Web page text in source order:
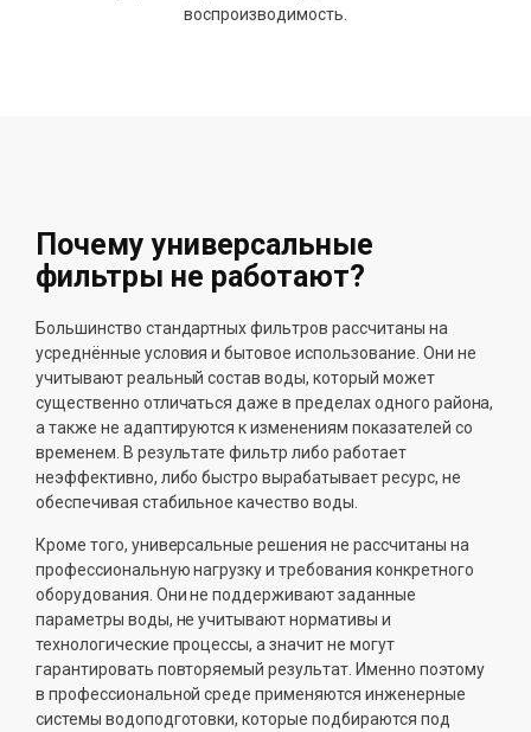
воспроизводимость.
Почему универсальные
фильтры не работают?
Большинство стандартных фильтров рассчитаны на
усреднённые условия и бытовое использование. Они не
учитывают реальный состав воды, который может
существенно отличаться даже в пределах одного района,
а также не адаптируются к изменениям показателей со
временем. В результате фильтр либо работает
неэффективно, либо быстро вырабатывает ресурс, не
обеспечивая стабильное качество воды.
Кроме того, универсальные решения не рассчитаны на
профессиональную нагрузку и требования конкретного
оборудования. Они не поддерживают заданные
параметры воды, не учитывают нормативы и
технологические процессы, а значит не могут
гарантировать повторяемый результат. Именно поэтому
в профессиональной среде применяются инженерные
системы водоподготовки, которые подбираются под